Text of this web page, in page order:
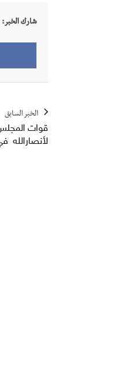
شارك الخبر:
الخبر السابق
قوات
لأنصارالله